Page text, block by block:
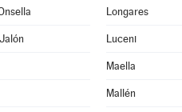
Longares
Luceni
Maella
Mallén